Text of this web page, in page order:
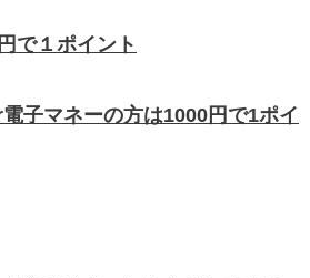
で１ポイント
子マネーの方は1000円で1ポイ